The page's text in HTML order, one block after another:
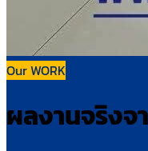
Our WORK
ผลงานจริง